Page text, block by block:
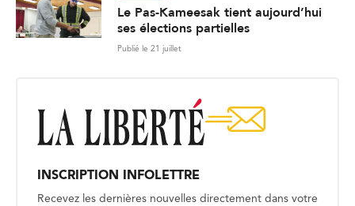
Le Pas-Kameesak tient aujourd’hui
ses élections partielles
Publié le 21 juillet
INSCRIPTION INFOLETTRE
Recevez les dernières nouvelles directement dans votre